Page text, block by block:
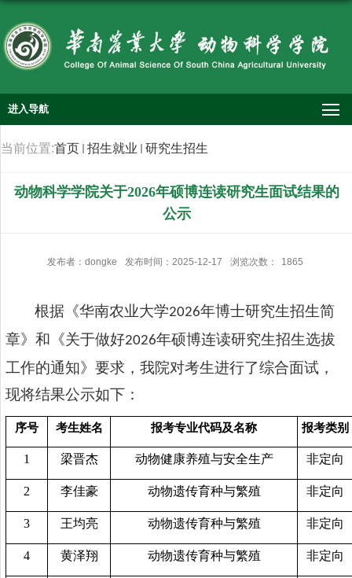
进入导航
当前位置:首页 招生就业 研究生招生
动物科学学院关于2026年硕博连读研究生面试结果的
公示
发布者：dongke 发布时间：2025-12-17 浏览次数： 1865
根据 《华南农业大学2026年博士研究生招生简
章》 和《关于做好2026年硕博连读研究生招生选拔
工作的通知》要求，我院对考生进行了综合面试，
现将结果公示如下：
序号 考生姓名 报考专业代码及名称 报考类别
1 梁晋杰 动物健康养殖与安全生产 非定向
2 李佳豪 动物遗传育种与繁殖 非定向
3 王均亮 动物遗传育种与繁殖 非定向
4 黄泽翔 动物遗传育种与繁殖 非定向